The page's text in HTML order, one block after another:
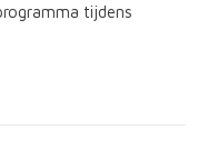
tijdens